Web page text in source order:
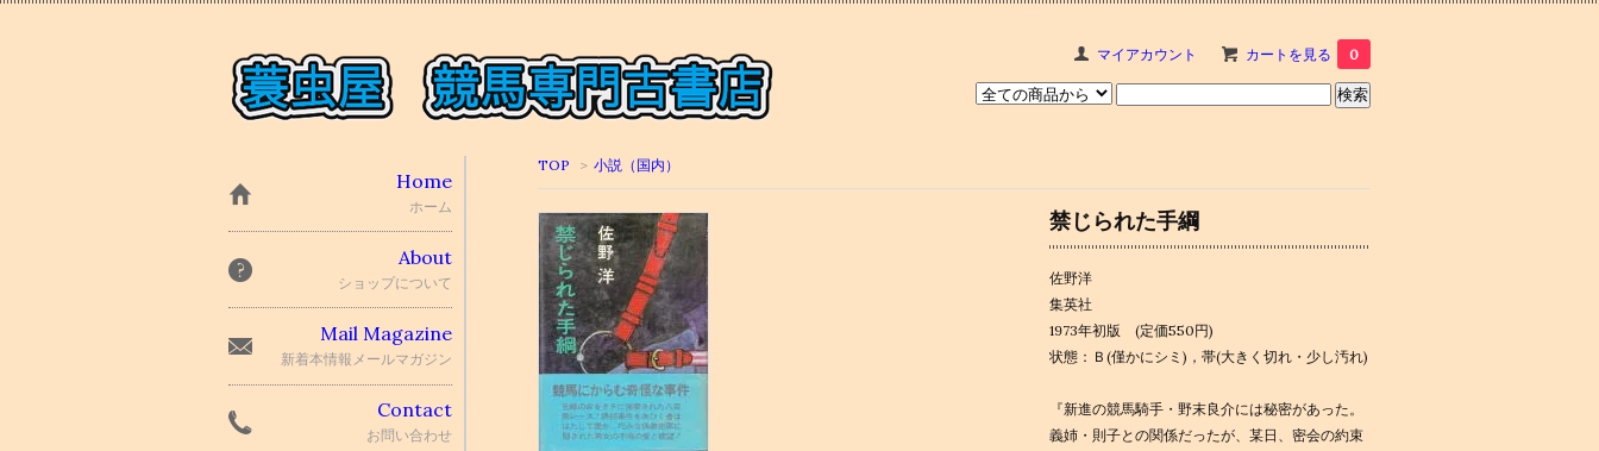
マイアカウント カートを見る 0
TOP > 小説（国内）
禁じられた手綱
佐野洋
集英社
1973年初版 (定価550円)
状態：Ｂ(僅かにシミ)，帯(大きく切れ・少し汚れ)
『新進の競馬騎手・野末良介には秘密があった。
義姉・則子との関係だったが、某日、密会の約束
Home
ホーム
About
ショップについて
Mail Magazine
新着本情報メールマガジン
Contact
お問い合わせ